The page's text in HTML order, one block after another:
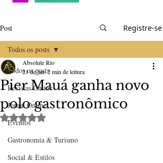
Post Registre-se
Todos os posts
Revistas Online
Jornal Online
Eventos
Gastronomia & Turismo
Social & Estilos
Todos os posts
Pier Mauá ganha novo
polo gastronômico
Absolute Rio
21 de jan.2 min de leitura
Avaliado com NaN de 5 estrelas.